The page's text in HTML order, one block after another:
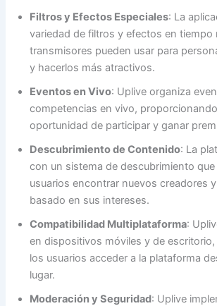
Filtros y Efectos Especiales: La
variedad de filtros y efectos en tiempo
transmisores pueden usar para
y hacerlos más atractivos.
Eventos en Vivo: Uplive organiza
competencias en vivo,
oportunidad de participar y ganar
Descubrimiento de Contenido: La
con un sistema de descubrimiento
usuarios encontrar nuevos creadores
basado en sus intereses.
Compatibilidad Multiplataforma:
en dispositivos móviles y de
los usuarios acceder a la plataforma
lugar.
Moderación y Seguridad: Uplive